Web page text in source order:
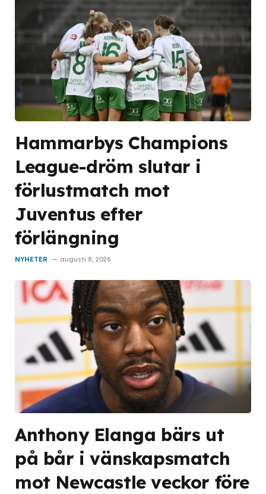
Hammarbys Champions
League-dröm slutar i
förlustmatch mot
Juventus efter
förlängning
NYHETER augusti 8, 2026
Anthony Elanga bärs ut
på bår i vänskapsmatch
mot Newcastle veckor före